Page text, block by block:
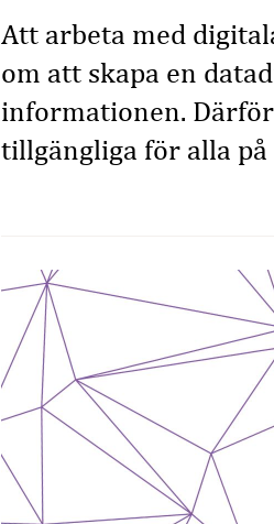
Att arbeta med
om att skapa en
informationen.
tillgängliga för alla på